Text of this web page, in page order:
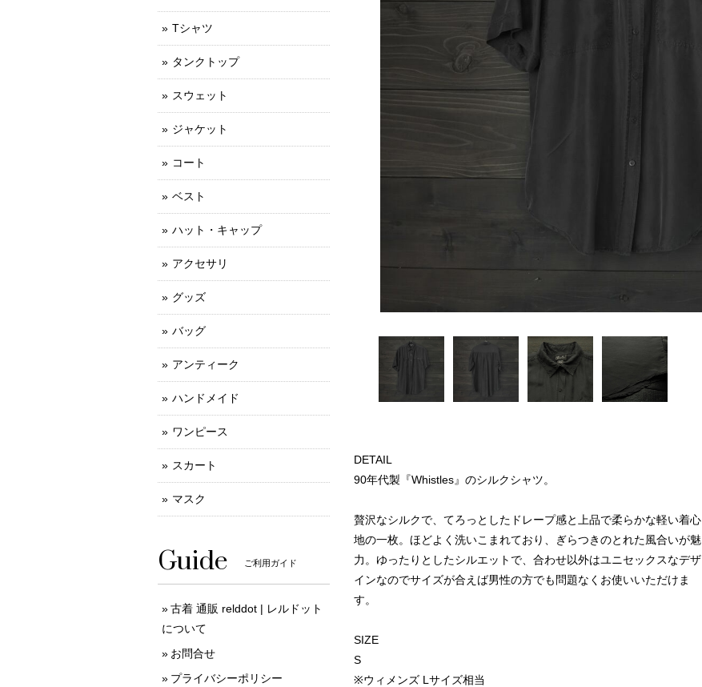
DETAIL
90年代製『Whistles』のシルクシャツ。
贅沢なシルクで、てろっとしたドレープ感と上品で柔らかな軽い着心
地の一枚。ほどよく洗いこまれており、ぎらつきのとれた風合いが魅
力。ゆったりとしたシルエットで、合わせ以外はユニセックスなデザ
インなのでサイズが合えば男性の方でも問題なくお使いいただけま
す。
SIZE
S
※ウィメンズ Lサイズ相当
Tシャツ
タンクトップ
スウェット
ジャケット
コート
ベスト
ハット・キャップ
アクセサリ
グッズ
バッグ
アンティーク
ハンドメイド
ワンピース
スカート
マスク
Guide ご利用ガイド
古着 通販 relddot | レルドット
について
お問合せ
プライバシーポリシー